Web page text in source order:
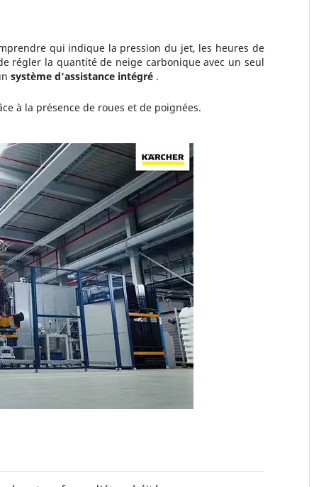
qui indique la pression du jet, les heures de
régler la quantité de neige carbonique avec un seul
système d'assistance intégré.
à la présence de roues et de poignées.